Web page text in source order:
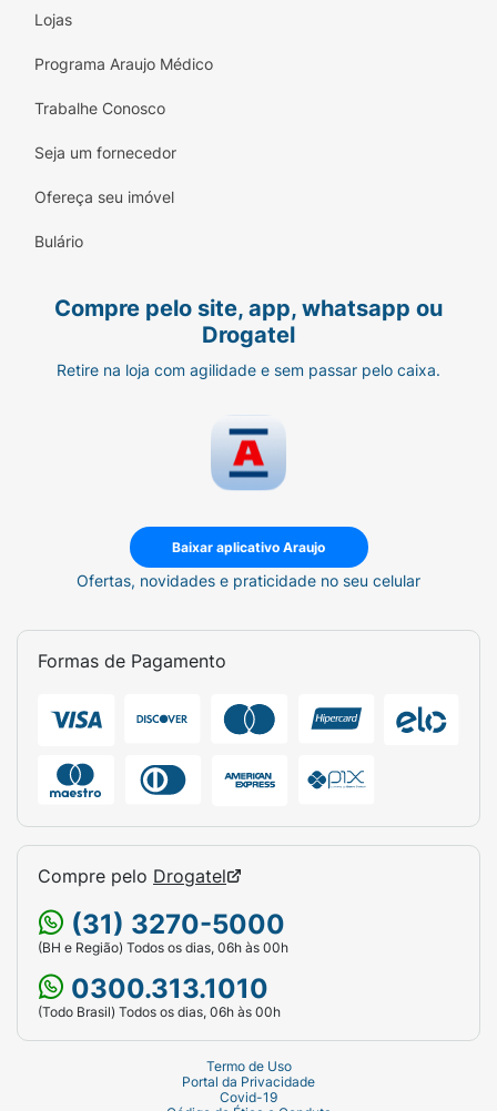
Lojas
Programa Araujo Médico
Trabalhe Conosco
Seja um fornecedor
Ofereça seu imóvel
Bulário
Compre pelo site, app, whatsapp ou
Drogatel
Retire na loja com agilidade e sem passar pelo caixa.
Baixar aplicativo Araujo
Ofertas, novidades e praticidade no seu celular
Formas de Pagamento
Compre pelo Drogatel
(31) 3270-5000
(BH e Região) Todos os dias, 06h às 00h
0300.313.1010
(Todo Brasil) Todos os dias, 06h às 00h
Termo de Uso
Portal da Privacidade
Covid-19